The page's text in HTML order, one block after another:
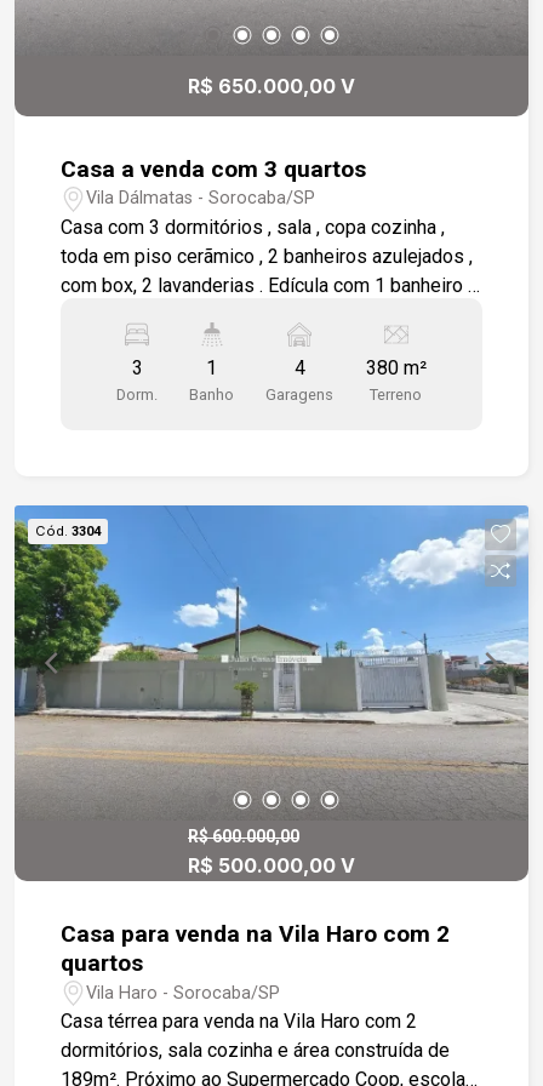
grande, dependência de empregada completa e
piscina, hidromassagem e um paisagismo
cuidadosamente planejado. A garagem coberta
possibilidade de estacionar mais cinco veículos
em área descoberta. Gostaria de saber mais
informações ou agendar uma visita?
R$ 650.000,00 V
Casa a venda com 3 quartos
Vila Dálmatas - Sorocaba/SP
Casa com 3 dormitórios , sala , copa cozinha ,
toda em piso cerãmico , 2 banheiros azulejados ,
com box, 2 lavanderias . Edícula com 1 banheiro e
garagem coberta
3
Dorm.
1
Banho
4
Garagens
380 m²
Terreno
Cód. 3304
R$ 600.000,00
R$ 500.000,00 V
Casa para venda na Vila Haro com 2
quartos
Vila Haro - Sorocaba/SP
Casa térrea para venda na Vila Haro com 2
dormitórios, sala cozinha e área construída de
189m². Próximo ao Supermercado Coop, escolas,